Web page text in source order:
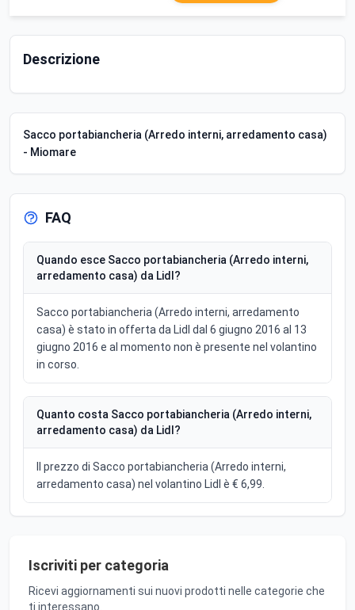
Descrizione
Sacco portabiancheria (Arredo interni, arredamento casa)
- Miomare
FAQ
Quando esce Sacco portabiancheria (Arredo interni,
arredamento casa) da Lidl?
Sacco portabiancheria (Arredo interni, arredamento
casa) è stato in offerta da Lidl dal 6 giugno 2016 al 13
giugno 2016 e al momento non è presente nel volantino
in corso.
Quanto costa Sacco portabiancheria (Arredo interni,
arredamento casa) da Lidl?
Il prezzo di Sacco portabiancheria (Arredo interni,
arredamento casa) nel volantino Lidl è € 6,99.
Iscriviti per categoria
Ricevi aggiornamenti sui nuovi prodotti nelle categorie che
ti interessano.